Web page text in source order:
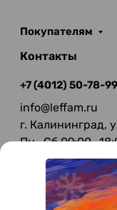
Покупателям
Контакты
+7 (4012) 50-78-99
info@leffam.ru
г. Калининград,
Пн—Сб
Вс—Выходной